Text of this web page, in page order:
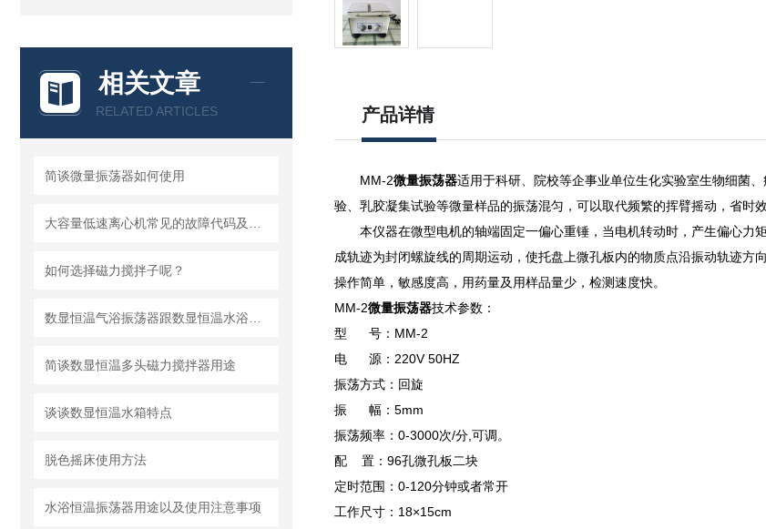
相关文章
RELATED ARTICLES
简谈微量振荡器如何使用
如何选择磁力搅拌子呢？
简谈数显恒温多头磁力搅拌器用途
谈谈数显恒温水箱特点
脱色摇床使用方法
水浴恒温振荡器用途以及使用注意事项
产品详情
MM-2微量振荡器适用于科研、院校等企事业单位生化实验室生物细菌
验、乳胶凝集试验等微量样品的振荡混匀，可以取代频繁的挥臂摇动，省时效
本仪器在微型电机的轴端固定一偏心重锤，当电机转动时，产生偏心
成轨迹为封闭螺旋线的周期运动，使托盘上微孔板内的物质点沿振动轨迹方
操作简单，敏感度高，用药量及用样品量少，检测速度快。
MM-2微量振荡器技术参数：
型 号：MM-2
电 源：220V 50HZ
振荡方式：回旋
振 幅：5mm
振荡频率：0-3000次/分,可调。
配 置：96孔微孔板二块
定时范围：0-120分钟或者常开
工作尺寸：18×15cm